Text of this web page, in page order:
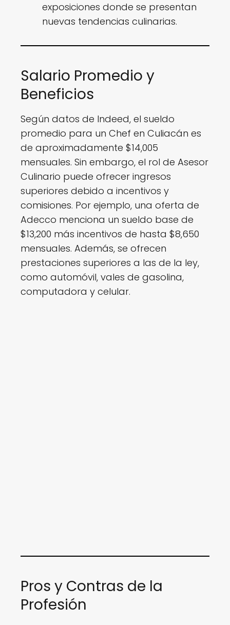
exposiciones donde se presentan
nuevas tendencias culinarias.
Salario Promedio y
Beneficios
Según datos de Indeed, el sueldo
promedio para un Chef en Culiacán es
de aproximadamente $14,005
mensuales. Sin embargo, el rol de Asesor
Culinario puede ofrecer ingresos
superiores debido a incentivos y
comisiones. Por ejemplo, una oferta de
Adecco menciona un sueldo base de
$13,200 más incentivos de hasta $8,650
mensuales. Además, se ofrecen
prestaciones superiores a las de la ley,
como automóvil, vales de gasolina,
computadora y celular.
Pros y Contras de la
Profesión